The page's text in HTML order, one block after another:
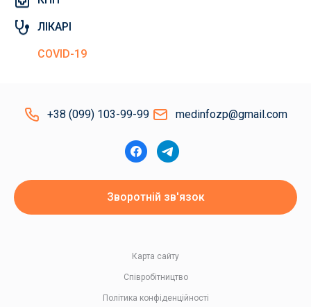
ЛІКАРІ
COVID-19
+38 (099) 103-99-99 medinfozp@gmail.com
Зворотній зв'язок
Політика конфіденційності
Співробітництво
Карта сайту